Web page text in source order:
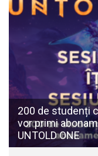
200 de studenți
vor primi
UNTOLD ONE